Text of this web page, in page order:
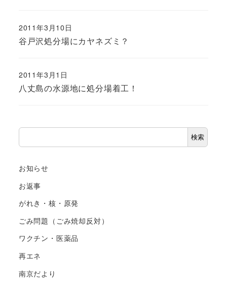
谷戸沢処分場にカヤネズミ？
2011年3月10日
八丈島の水源地に処分場着工！
2011年3月1日
索
検索
お知らせ
お返事
がれき・核・原発
ごみ問題（ごみ焼却反対）
ワクチン・医薬品
再エネ
南京だより